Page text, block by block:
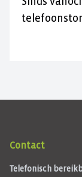
Contact
Telefonisch